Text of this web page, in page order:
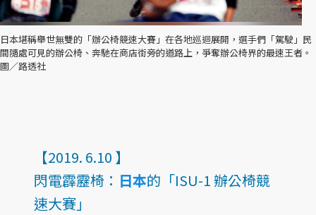
日本堪稱舉世無雙的「辦公椅競速大賽」在各地巡迴展開，選手們「駕駛」民
間隨處可見的辦公椅、奔馳在商店街旁的道路上，爭奪辦公椅界的最速王者。
圖／路透社
【2019. 6.10 】
閃電霹靂椅： 日本的「ISU-1 辦公椅競
速大賽」